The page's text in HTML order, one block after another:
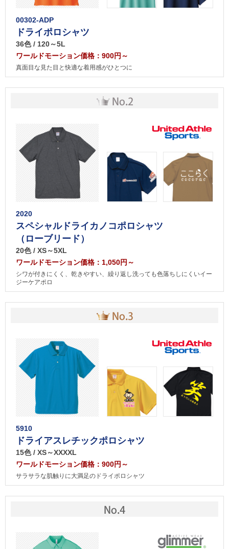
00302-ADP
ドライポロシャツ
36色 / 120～5L
ワールドモーション価格：900円～
真面目な見た目と快適な着用感がひとつに
2020
スペシャルドライカノコポロシャツ
（ローブリード）
20色 / XS～5XL
ワールドモーション価格：1,050円～
シワが付きにくく、乾きやすい、繰り返し洗っても色落ちしにくいイー
ジーケアポロ
5910
ドライアスレチックポロシャツ
15色 / XS～XXXXL
ワールドモーション価格：900円～
サラサラな肌触りに大満足のドライポロシャツ